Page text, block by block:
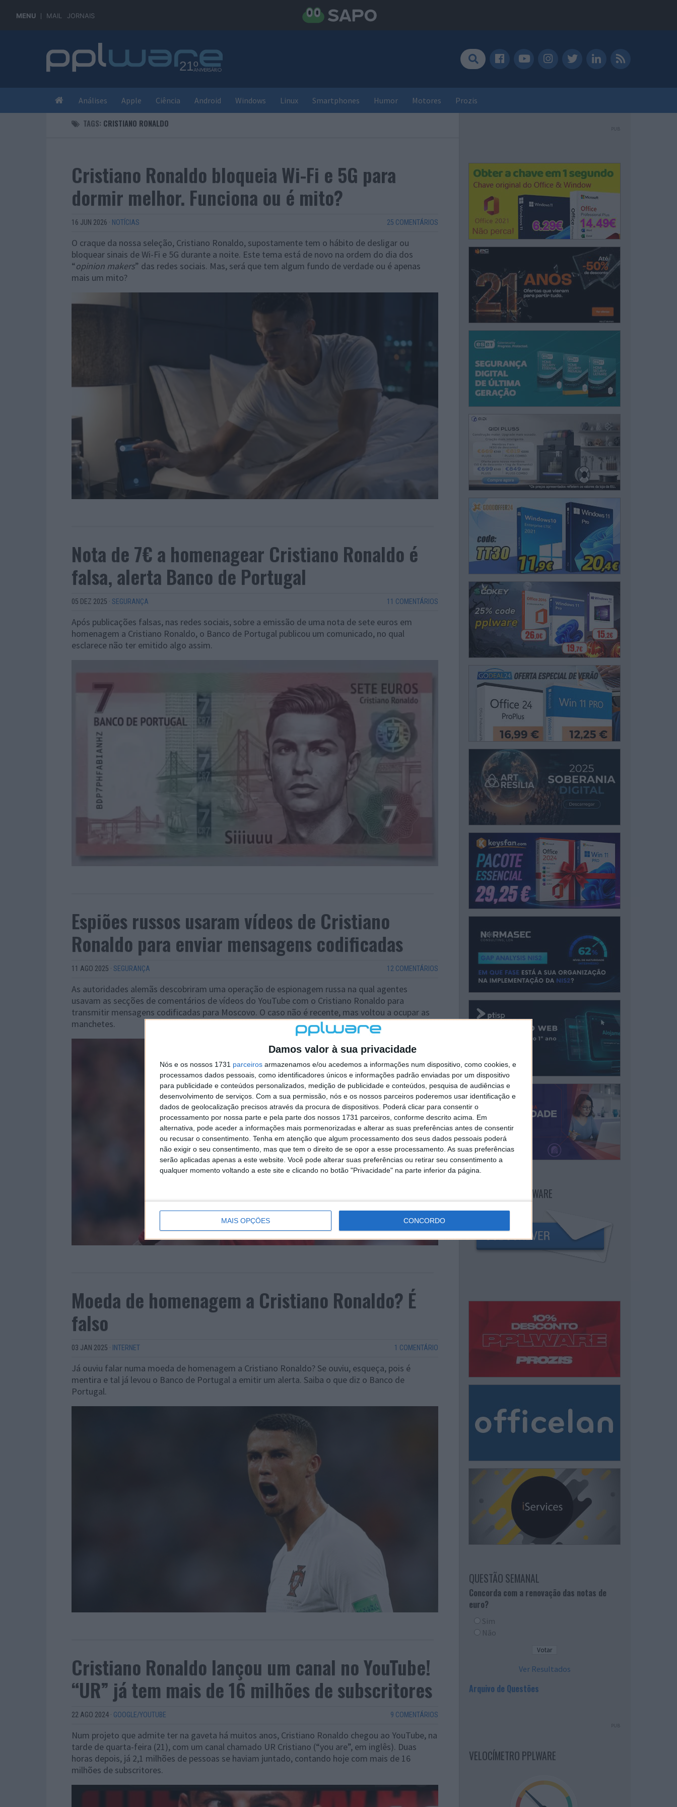
Damos valor à sua privacidade
Nós e os nossos 1731 parceiros armazenamos e/ou acedemos a informações num dispositivo, como cookies, e
processamos dados pessoais, como identificadores únicos e informações padrão enviadas por um dispositivo
para publicidade e conteúdos personalizados, medição de publicidade e conteúdos, pesquisa de audiências e
desenvolvimento de serviços. Com a sua permissão, nós e os nossos parceiros poderemos usar identificação e
dados de geolocalização precisos através da procura de dispositivos. Poderá clicar para consentir o
processamento por nossa parte e pela parte dos nossos 1731 parceiros, conforme descrito acima. Em
alternativa, pode aceder a informações mais pormenorizadas e alterar as suas preferências antes de consentir
ou recusar o consentimento. Tenha em atenção que algum processamento dos seus dados pessoais poderá
não exigir o seu consentimento, mas que tem o direito de se opor a esse processamento. As suas preferências
serão aplicadas apenas a este website. Você pode alterar suas preferências ou retirar seu consentimento a
qualquer momento voltando a este site e clicando no botão "Privacidade" na parte inferior da página.
MAIS OPÇÕES CONCORDO
MENU MAIL JORNAIS
Análises Apple Ciência Android Windows Linux Smartphones Humor Motores Prozis
TAGS: CRISTIANO RONALDO
Cristiano Ronaldo bloqueia Wi-Fi e 5G para
dormir melhor. Funciona ou é mito?
16 JUN 2026 · NOTÍCIAS 25 COMENTÁRIOS
O craque da nossa seleção, Cristiano Ronaldo, supostamente tem o hábito de desligar ou
bloquear sinais de Wi-Fi e 5G durante a noite. Este tema está de novo na ordem do dia dos
“opinion makers” das redes sociais. Mas, será que tem algum fundo de verdade ou é apenas
mais um mito?
Nota de 7€ a homenagear Cristiano Ronaldo é
falsa, alerta Banco de Portugal
05 DEZ 2025 · SEGURANÇA 11 COMENTÁRIOS
Após publicações falsas, nas redes sociais, sobre a emissão de uma nota de sete euros em
homenagem a Cristiano Ronaldo, o Banco de Portugal publicou um comunicado, no qual
esclarece não ter emitido algo assim.
Espiões russos usaram vídeos de Cristiano
Ronaldo para enviar mensagens codificadas
11 AGO 2025 · SEGURANÇA 12 COMENTÁRIOS
As autoridades alemãs descobriram uma operação de espionagem russa na qual agentes
usavam as secções de comentários de vídeos do YouTube com o Cristiano Ronaldo para
transmitir mensagens codificadas para Moscovo. O caso não é recente, mas voltou a ocupar as
manchetes.
Moeda de homenagem a Cristiano Ronaldo? É
falso
03 JAN 2025 · INTERNET 1 COMENTÁRIO
Já ouviu falar numa moeda de homenagem a Cristiano Ronaldo? Se ouviu, esqueça, pois é
mentira e tal já levou o Banco de Portugal a emitir um alerta. Saiba o que diz o Banco de
Portugal.
Cristiano Ronaldo lançou um canal no YouTube!
“UR” já tem mais de 16 milhões de subscritores
22 AGO 2024 · GOOGLE/YOUTUBE 9 COMENTÁRIOS
Num projeto que admite ter na gaveta há muitos anos, Cristiano Ronaldo chegou ao YouTube, na
tarde de quarta-feira (21), com um canal chamado UR Cristiano (“you are”, em inglês). Duas
horas depois, já 2,1 milhões de pessoas se haviam juntado, contando hoje com mais de 16
milhões de subscritores.
PUB
NEWSLETTER PPLWARE
QUESTÃO SEMANAL
Concorda com a renovação das notas de
euro?
Sim
Não
Ver Resultados
Arquivo de Questões
PUB
VELOCÍMETRO PPLWARE